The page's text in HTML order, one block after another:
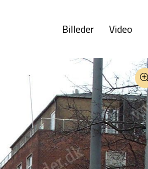
Billeder Video